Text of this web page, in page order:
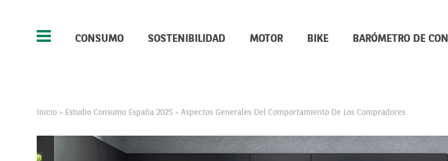
CONSUMO SOSTENIBILIDAD MOTOR BIKE BARÓMETRO DE
Inicio > Estudio Consumo España 2025 > Aspectos Generales Del Comportamiento De Los Compradores